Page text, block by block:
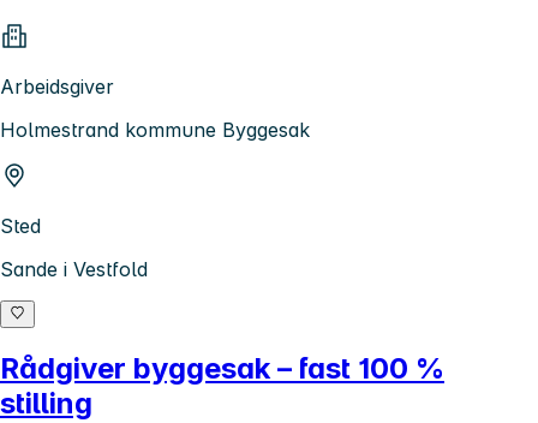
Arbeidsgiver
Holmestrand kommune Byggesak
Sted
Sande i Vestfold
Rådgiver byggesak – fast 100 %
stilling